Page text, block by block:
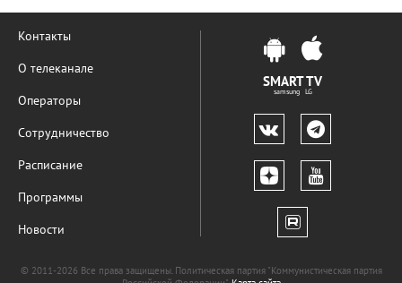
Контакты
О телеканале
Операторы
Сотрудничество
Расписание
Программы
Новости
SMART TV
samsung LG
© 2011-2026 Все права защищены. Политическая партия "Коммунистическая партия